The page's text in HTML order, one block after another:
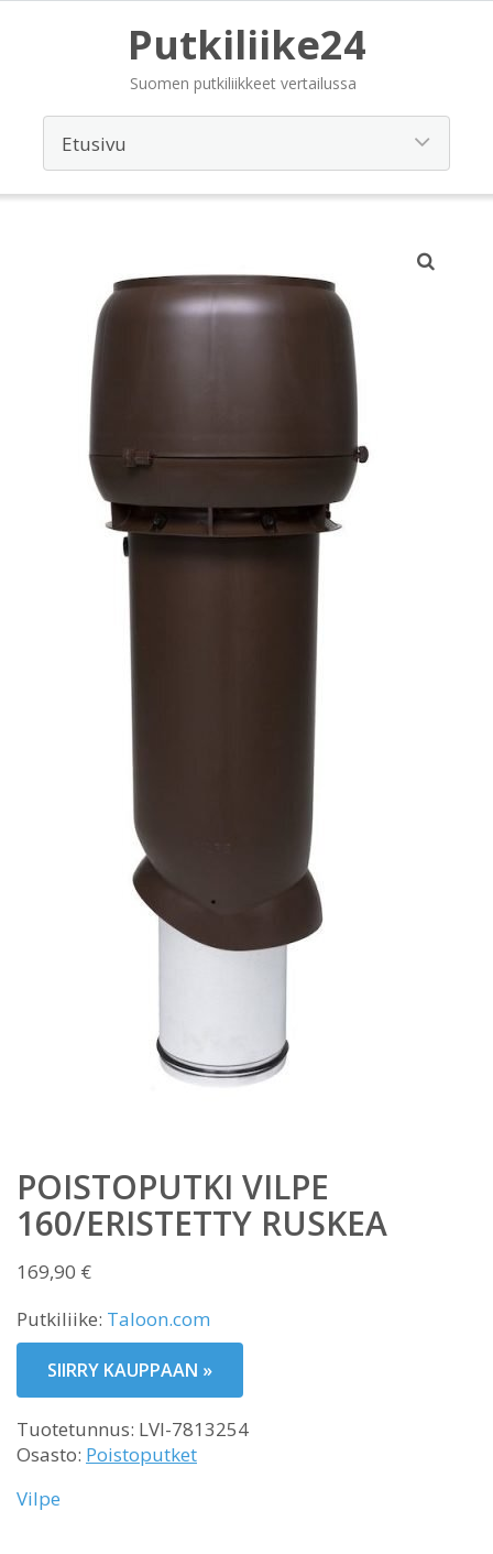
Putkiliike24
Suomen putkiliikkeet vertailussa
POISTOPUTKI VILPE
160/ERISTETTY RUSKEA
169,90 €
Putkiliike: Taloon.com
SIIRRY KAUPPAAN »
Tuotetunnus: LVI-7813254
Osasto: Poistoputket
Vilpe